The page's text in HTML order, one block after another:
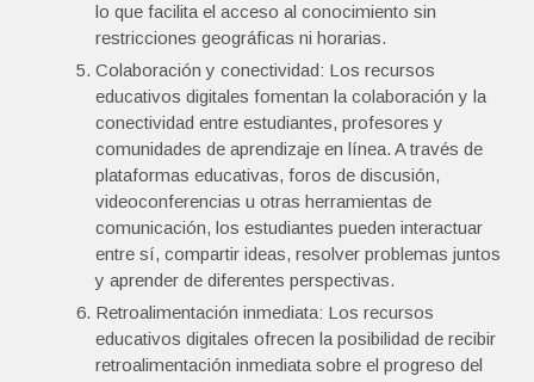
lo que facilita el acceso al conocimiento sin
restricciones geográficas ni horarias.
Colaboración y conectividad: Los recursos
educativos digitales fomentan la colaboración y la
conectividad entre estudiantes, profesores y
comunidades de aprendizaje en línea. A través de
plataformas educativas, foros de discusión,
videoconferencias u otras herramientas de
comunicación, los estudiantes pueden interactuar
entre sí, compartir ideas, resolver problemas juntos
y aprender de diferentes perspectivas.
Retroalimentación inmediata: Los recursos
educativos digitales ofrecen la posibilidad de recibir
retroalimentación inmediata sobre el progreso del